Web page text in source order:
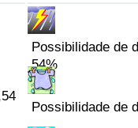
Possibilidade de
54%
Possibilidade de